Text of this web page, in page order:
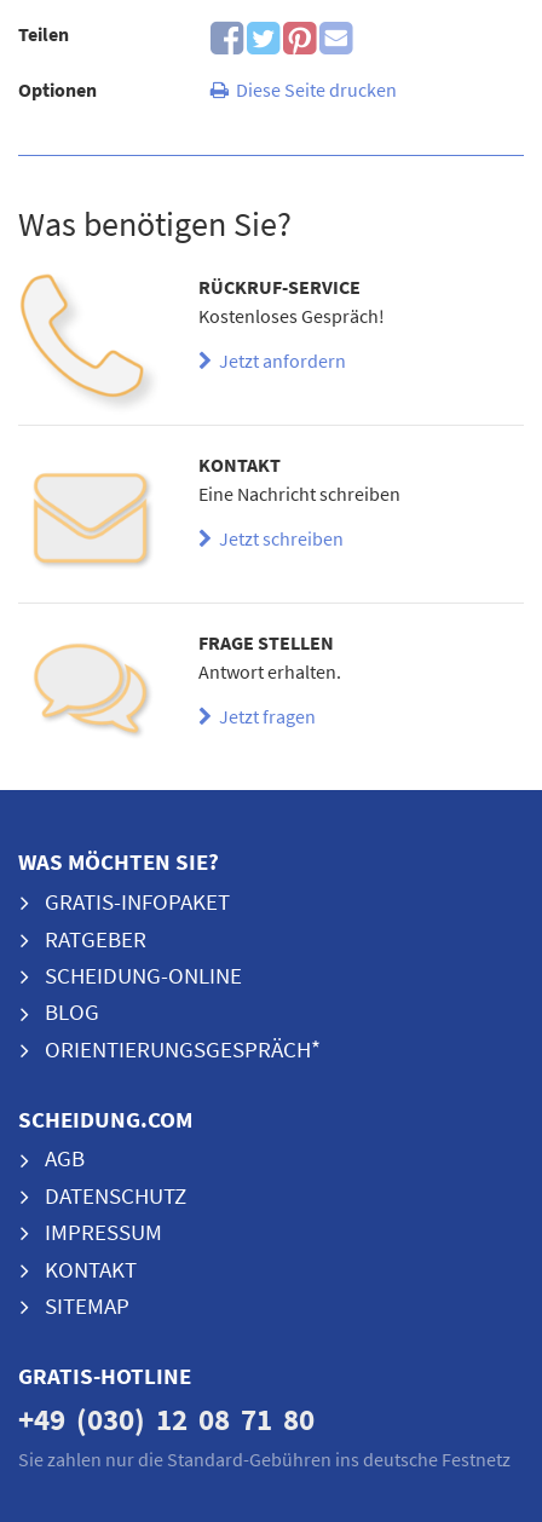
Teilen
Optionen Diese Seite drucken
Was benötigen Sie?
RÜCKRUF-SERVICE
Kostenloses Gespräch!
Jetzt anfordern
KONTAKT
Eine Nachricht schreiben
Jetzt schreiben
FRAGE STELLEN
Antwort erhalten.
Jetzt fragen
WAS MÖCHTEN SIE?
GRATIS-INFOPAKET
RATGEBER
SCHEIDUNG-ONLINE
BLOG
ORIENTIERUNGSGESPRÄCH*
SCHEIDUNG.COM
AGB
DATENSCHUTZ
IMPRESSUM
KONTAKT
SITEMAP
GRATIS-HOTLINE
+49 (030) 12 08 71 80
Sie zahlen nur die Standard-Gebühren ins deutsche Festnetz